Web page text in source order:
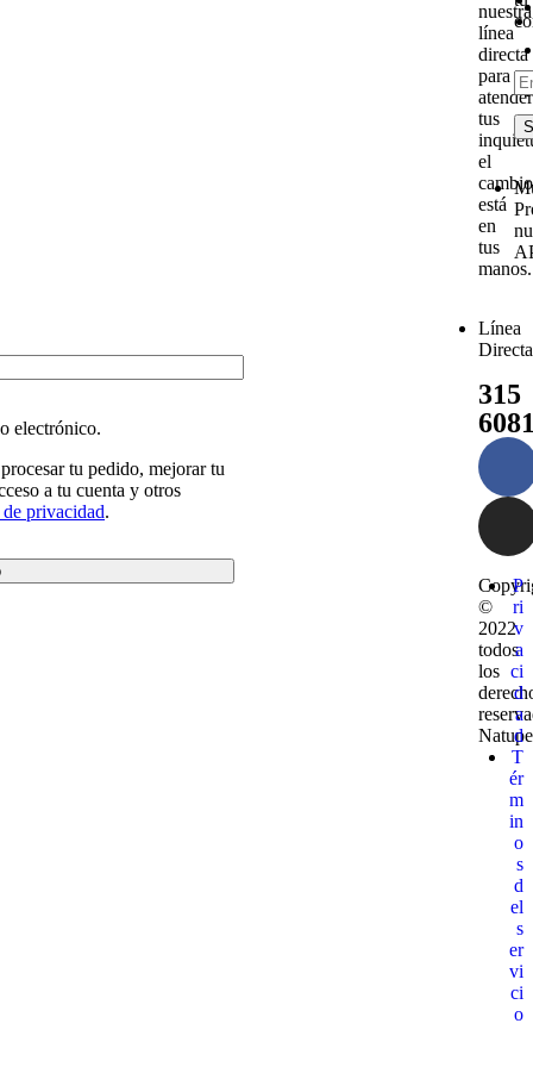
electrónico.
tu pedido, mejorar tu
a tu cuenta y otros
privacidad.
nuestra
línea
directa
para
atender
tus
el
cambio
está
en
tus
manos.
Línea
Directa
315
©
2022
todos
los
P
ri
v
a
ci
d
a
d
T
ér
m
in
o
s
d
el
s
er
vi
ci
o